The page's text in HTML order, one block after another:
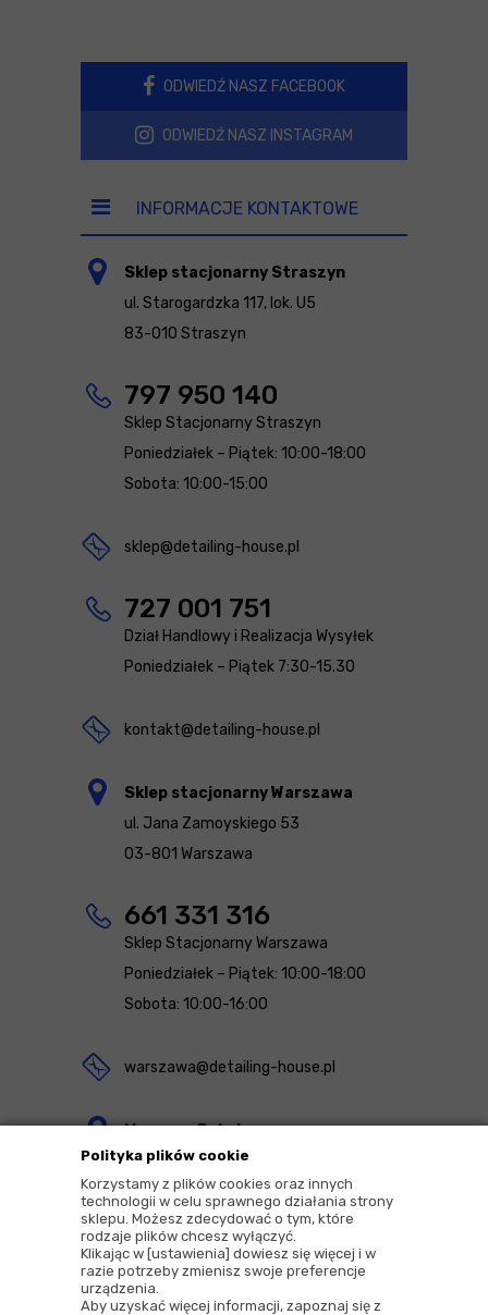
Polityka plików cookie
Korzystamy z plików cookies oraz innych
technologii w celu sprawnego działania strony
sklepu. Możesz zdecydować o tym, które
rodzaje plików chcesz wyłączyć.
Klikając w [ustawienia] dowiesz się więcej i w
razie potrzeby zmienisz swoje preferencje
urządzenia.
Aby uzyskać więcej informacji, zapoznaj się z
ODWIEDŹ NASZ FACEBOOK
ODWIEDŹ NASZ INSTAGRAM
INFORMACJE KONTAKTOWE
Sklep stacjonarny Straszyn
ul. Starogardzka 117, lok. U5
83-010 Straszyn
797 950 140
Sklep Stacjonarny Straszyn
Poniedziałek – Piątek: 10:00-18:00
Sobota: 10:00-15:00
sklep@detailing-house.pl
727 001 751
Dział Handlowy i Realizacja Wysyłek
Poniedziałek – Piątek 7:30-15.30
kontakt@detailing-house.pl
Sklep stacjonarny Warszawa
ul. Jana Zamoyskiego 53
03-801 Warszawa
661 331 316
Sklep Stacjonarny Warszawa
Poniedziałek – Piątek: 10:00-18:00
Sobota: 10:00-16:00
warszawa@detailing-house.pl
Magazyn Rekcin
Nomos Sp. z o.o. sp.k.
ul. Agrestowa 1
83-010 Rekcin